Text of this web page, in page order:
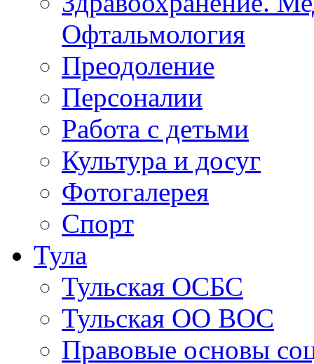
Офтальмология
Преодоление
Персоналии
Работа с детьми
Культура и досуг
Фотогалерея
Спорт
Тула
Тульская ОСБС
Тульская ОО ВОС
Правовые основы